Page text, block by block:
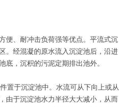
便、耐冲击负荷强等优点。平流式沉
。经混凝的原水流入沉淀池后，沿进
，沉积的污泥定期排出池外。
置于沉淀池中。水流可从下向上或从
由于沉淀池水力半径大大减小，从而